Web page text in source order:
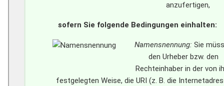
anzufertigen,
sofern Sie folgende Bedingungen einhalten:
Namensnennung: Sie
den Urheber bzw. den
Rechteinhaber in der von
festgelegten Weise, die URI (z. B. die